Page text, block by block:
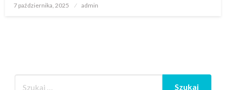
Opublikowane
7 października, 2025 admin